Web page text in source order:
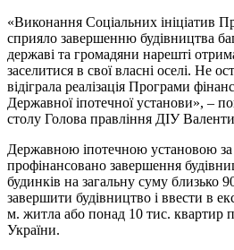
«Виконання Соціальних ініціатив
сприяло завершенню будівництва
державі та громадяни нарешті
заселитися в свої власні оселі. Не
відіграла реалізація Програми
Державної іпотечної установи», –
столу Голова правління ДІУ
Державною іпотечною установою за
профінансовано завершення
будинків на загальну суму близько
завершити будівництво і ввести в
м. житла або понад 10 тис. квартир
України.